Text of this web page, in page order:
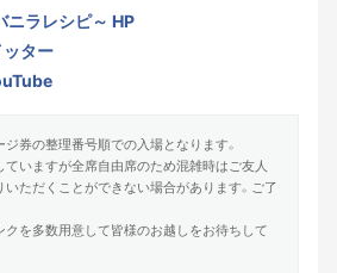
ラレシピ～ HP
ター
券の整理番号順での入場となります。
いますが全席自由席のため混雑時はご友人
いただくことができない場合があります。ご了
クを多数用意して皆様のお越しをお待ちして